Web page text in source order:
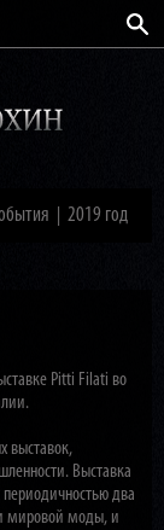
2019 год
Pitti Filati во
выставок,
Выставка
два
и мировой моды, и